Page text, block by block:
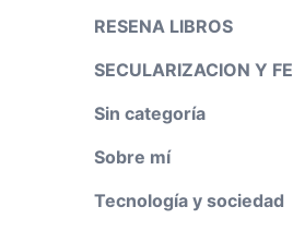
RESENA LIBROS
SECULARIZACION Y FE
Sin categoría
Sobre mí
Tecnología y sociedad